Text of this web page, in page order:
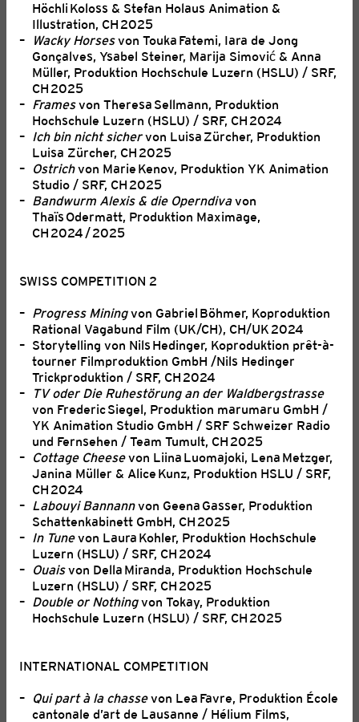
AUSSCHREIBUNG: 8TH ARAB FILM
FESTIVAL ZURICH & 2ND
ANIMATION LAB 2027
03. August 2026
Das Arab Film Festival Zurich (AFFZ) feiert vom 2. bis 7.
Februar 2027 seine achte Ausgabe.
FIND A PRODUCER | ANMELDUNG
27. Juli 2026
September, von 13 bis 15 Uhr am Fantoche statt.
Anmeldung bis zum 24. August 2026
Höchli Koloss & Stefan Holaus Animation &
Illustration, CH 2025
Wacky Horsesvon Touka Fatemi, Iara de Jong
Gonçalves, Ysabel Steiner, Marija Simović & Anna
Müller, Produktion Hochschule Luzern (HSLU) / SRF,
CH 2025
Framesvon Theresa Sellmann, Produktion
Hochschule Luzern (HSLU) / SRF, CH 2024
Ich bin nicht sichervon Luisa Zürcher, Produktion
Luisa Zürcher, CH 2025
Ostrichvon Marie Kenov, Produktion YK Animation
Studio / SRF, CH 2025
Bandwurm Alexis & die Operndivavon
Thaïs Odermatt, Produktion Maximage,
CH 2024 / 2025
SWISS COMPETITION 2
Progress Miningvon Gabriel Böhmer, Koproduktion
Rational Vagabund Film (UK/CH), CH/UK 2024
Storytelling von Nils Hedinger, Koproduktion prêt-à-
tourner Filmproduktion GmbH /Nils Hedinger
Trickproduktion / SRF, CH 2024
TV oder Die Ruhestörung an der Waldbergstrasse
von Frederic Siegel, Produktion marumaru GmbH /
YK Animation Studio GmbH / SRF Schweizer Radio
und Fernsehen / Team Tumult, CH 2025
Cottage Cheesevon Liina Luomajoki, Lena Metzger,
Janina Müller & Alice Kunz, Produktion HSLU / SRF,
CH 2024
Labouyi Bannannvon Geena Gasser, Produktion
Schattenkabinett GmbH, CH 2025
In Tunevon Laura Kohler, Produktion Hochschule
Luzern (HSLU) / SRF, CH 2024
Ouaisvon Della Miranda, Produktion Hochschule
Luzern (HSLU) / SRF, CH 2025
Double or Nothingvon Tokay, Produktion
Hochschule Luzern (HSLU) / SRF, CH 2025
INTERNATIONAL COMPETITION
Qui part à la chassevon Lea Favre, Produktion École
cantonale d’art de Lausanne / Hélium Films,